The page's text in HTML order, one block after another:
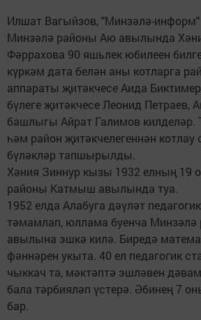
Илшат Вагыйзов, "Минзәлә-информ"
Минзәлә районы Аю авылында
Фәррахова 90 яшьлек юбилеен
күркәм дата белән аны котларга
аппараты җитәкчесе Аида
бүлеге җитәкчесе Леонид Петраев,
башлыгы Айрат Галимов килделәр.
һәм район җитәкчелегеннән котлау
бүләкләр тапшырылды.
Хәния Зиннур кызы 1932 елның 19
районы Катмыш авылында туа.
1952 елда Алабуга дәүләт
тәмамлап, юллама буенча
авылына эшкә килә. Биредә
фәннәрен укыта. 40 ел педагогик
чыккач та, мәктәптә эшләвен
бала тәрбияләп үстерә. Әбинең 7
бар.